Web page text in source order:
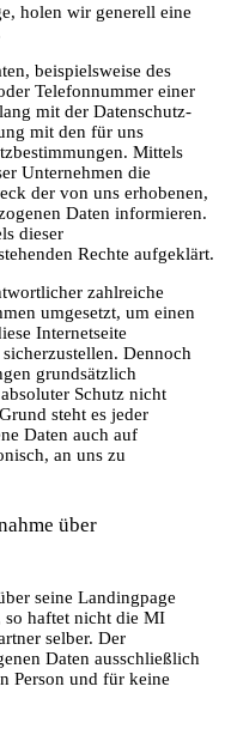
holen wir generell eine
beispielsweise des
Telefonnummer einer
mit der Datenschutz-
mit den für uns
Mittels
Unternehmen die
der von uns erhobenen,
Daten informieren.
dieser
Rechte aufgeklärt.
zahlreiche
umgesetzt, um einen
Internetseite
Dennoch
grundsätzlich
Schutz nicht
steht es jeder
Daten auch auf
an uns zu
über
seine Landingpage
haftet nicht die MI
selber. Der
Daten ausschließlich
Person und für keine